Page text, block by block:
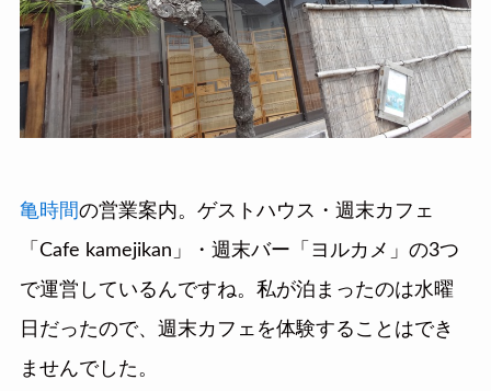
亀時間の営業案内。ゲストハウス・週末カフェ
「Cafe kamejikan」・週末バー「ヨルカメ」の3つ
で運営しているんですね。私が泊まったのは水曜
日だったので、週末カフェを体験することはでき
ませんでした。